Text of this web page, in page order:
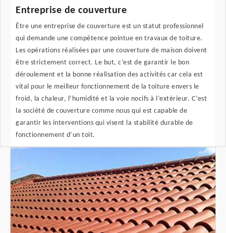
Entreprise de couverture
Être une entreprise de couverture est un statut professionnel
qui demande une compétence pointue en travaux de toiture.
Les opérations réalisées par une couverture de maison doivent
être strictement correct. Le but, c’est de garantir le bon
déroulement et la bonne réalisation des activités car cela est
vital pour le meilleur fonctionnement de la toiture envers le
froid, la chaleur, l’humidité et la voie nocifs à l’extérieur. C’est
la société de couverture comme nous qui est capable de
garantir les interventions qui visent la stabilité durable de
fonctionnement d’un toit.